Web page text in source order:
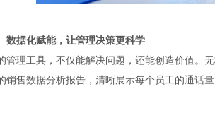
数据化赋能，让管理决策更科学
管理工具，不仅能解决问题，还能创造价值。
销售数据分析报告，清晰展示每个员工的通话